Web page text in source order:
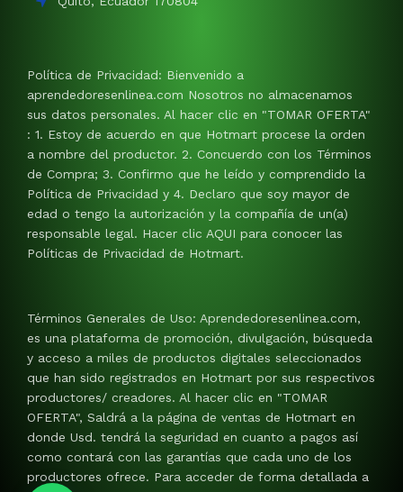
Política de Privacidad: Bienvenido a
aprendedoresenlinea.com Nosotros no almacenamos
sus datos personales. Al hacer clic en "TOMAR OFERTA"
: 1. Estoy de acuerdo en que Hotmart procese la orden
a nombre del productor. 2. Concuerdo con los Términos
de Compra; 3. Confirmo que he leído y comprendido la
Política de Privacidad y 4. Declaro que soy mayor de
edad o tengo la autorización y la compañía de un(a)
responsable legal. Hacer clic AQUI para conocer las
Políticas de Privacidad de Hotmart.
Términos Generales de Uso: Aprendedoresenlinea.com,
es una plataforma de promoción, divulgación, búsqueda
y acceso a miles de productos digitales seleccionados
que han sido registrados en Hotmart por sus respectivos
productores/ creadores. Al hacer clic en "TOMAR
OFERTA", Saldrá a la página de ventas de Hotmart en
donde Usd. tendrá la seguridad en cuanto a pagos así
como contará con las garantías que cada uno de los
productores ofrece. Para acceder de forma detallada a